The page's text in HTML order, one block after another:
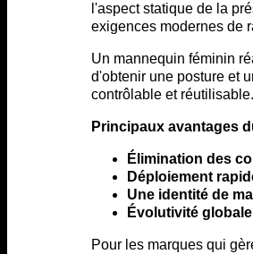
l'aspect statique de la
exigences modernes de
Un mannequin féminin
d'obtenir une posture et
contrôlable et réutilisable.
Principaux avantages
Élimination des
Déploiement
Une identité de
Évolutivité
Pour les marques qui